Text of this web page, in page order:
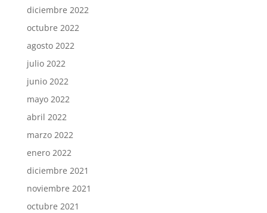
diciembre 2022
octubre 2022
agosto 2022
julio 2022
junio 2022
mayo 2022
abril 2022
marzo 2022
enero 2022
diciembre 2021
noviembre 2021
octubre 2021